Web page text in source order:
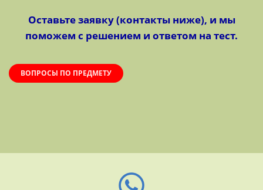
Оставьте заявку (контакты ниже), и мы
поможем с решением и ответом на тест.
ВОПРОСЫ ПО ПРЕДМЕТУ